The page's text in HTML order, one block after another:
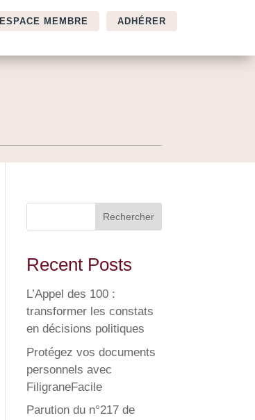
ESPACE MEMBRE ADHÉRER
Rechercher
Recent Posts
L’Appel des 100 :
transformer les constats
en décisions politiques
Protégez vos documents
personnels avec
FiligraneFacile
Parution du n°217 de